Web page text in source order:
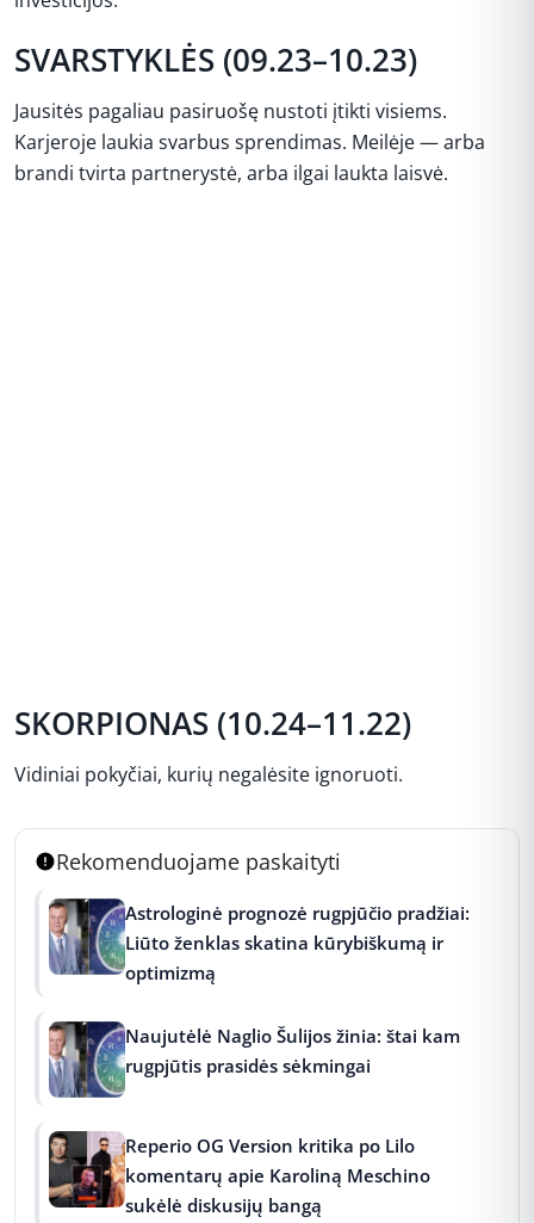
SVARSTYKLĖS (09.23–10.23)
Jausitės pagaliau pasiruošę nustoti įtikti visiems.
Karjeroje laukia svarbus sprendimas. Meilėje — arba
brandi tvirta partnerystė, arba ilgai laukta laisvė.
SKORPIONAS (10.24–11.22)
Vidiniai pokyčiai, kurių negalėsite ignoruoti.
Rekomenduojame paskaityti
Astrologinė prognozė rugpjūčio pradžiai:
Liūto ženklas skatina kūrybiškumą ir
optimizmą
Naujutėlė Naglio Šulijos žinia: štai kam
rugpjūtis prasidės sėkmingai
Reperio OG Version kritika po Lilo
komentarų apie Karoliną Meschino
sukėlė diskusijų bangą